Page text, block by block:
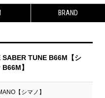
BRAND
SABER TUNE B66M【シ
】
【シマノ】